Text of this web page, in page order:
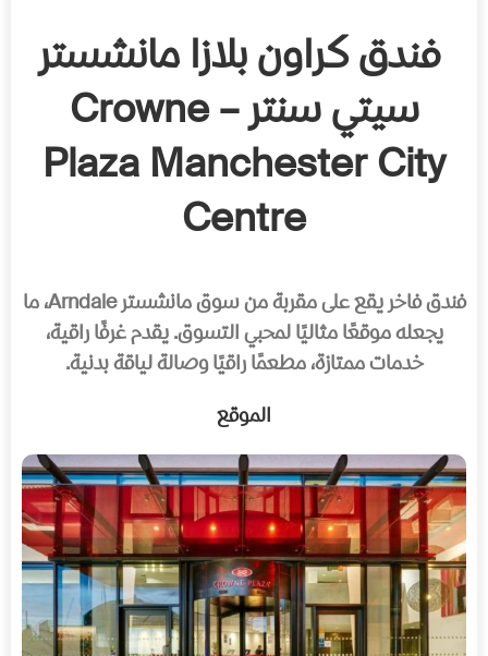
فندق كراون بلازا مانشستر
سيتي سنتر – Crowne
Plaza Manchester City
Centre
فندق فاخر يقع على مقربة من سوق مانشستر Arndale، ما
يجعله موقعًا مثاليًا لمحبي التسوق. يقدم غرفًا راقية،
خدمات ممتازة، مطعمًا راقيًا وصالة لياقة بدنية.
الموقع